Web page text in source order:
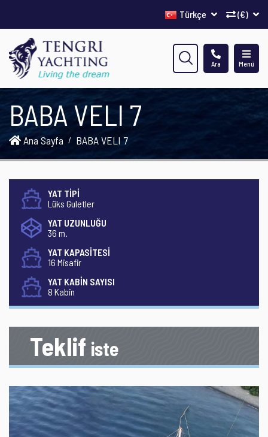
(€)
Türkçe
Menü
Ara
BABA VELI 7
Ana Sayfa BABA VELI 7
YAT TİPİ
Lüks Guletler
YAT UZUNLUĞU
36 m.
YAT KAPASİTESİ
16 Misafir
YAT KABİN SAYISI
8 Kabin
Teklif iste